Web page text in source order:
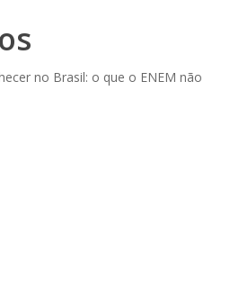
no Brasil: o que o ENEM não